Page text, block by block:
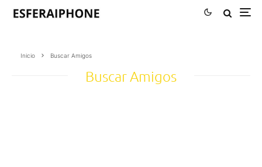
Inicio Buscar Amigos
Buscar Amigos